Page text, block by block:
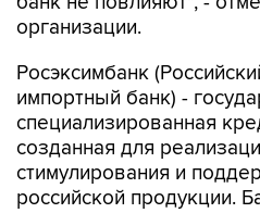
организации.
Росэксимбанк
импортный банк) -
специализированная
созданная для
стимулирования и
российской продукции.